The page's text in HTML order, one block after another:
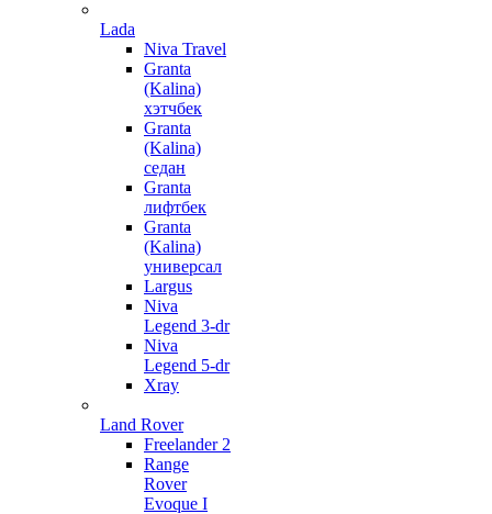
Lada
Niva Travel
Granta
(Kalina)
хэтчбек
Granta
(Kalina)
седан
Granta
лифтбек
Granta
(Kalina)
универсал
Largus
Niva
Legend 3-dr
Niva
Legend 5-dr
Xray
Land Rover
Freelander 2
Range
Rover
Evoque I